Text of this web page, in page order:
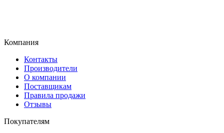
Компания
Контакты
Производители
О компании
Поставщикам
Правила продажи
Отзывы
Покупателям